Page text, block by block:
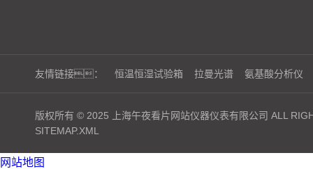
友情链接： 恒温恒湿试验箱 拉曼光谱 氨基酸分析仪
版权所有 © 2025 上海午夜看片网站仪器仪表有限公司 ALL
SITEMAP.XML
网站地图